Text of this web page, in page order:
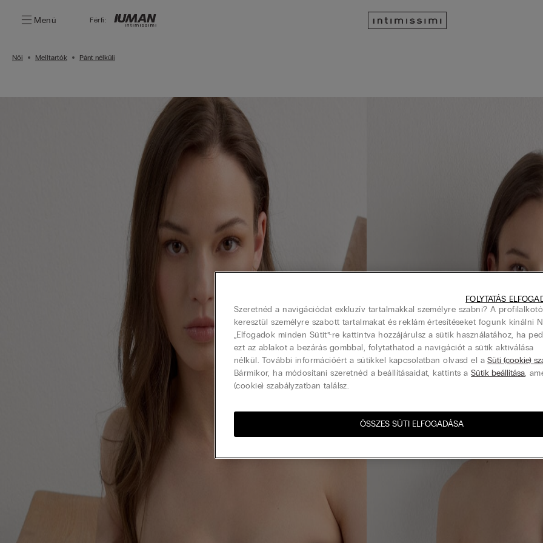
Menü Férfi:
Női Melltartók Pánt nélküli
Szeretnéd a navigációdat exkluzív tartalmakkal személyre szabni? A
keresztül személyre szabott tartalmakat és reklám értesítéseket fogunk kínálni
„Elfogadok minden Sütit”-re kattintva hozzájárulsz a sütik használatához, ha
ezt az ablakot a bezárás gombbal, folytathatod a navigációt a sütik aktiválása
nélkül. További információért a sütikkel kapcsolatban olvasd el aSüti (cookie)
Bármikor, ha módosítani szeretnéd a beállításaidat, kattints aSütik beállítása,
(cookie) szabályzatban találsz.
ÖSSZES SÜTI ELFOGADÁSA
FOLYTATÁS